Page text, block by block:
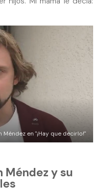
Méndez en "¡Hay que decirlo!"
Méndez y su